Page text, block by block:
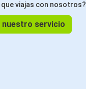
que viajas con nosotros?
nuestro servicio